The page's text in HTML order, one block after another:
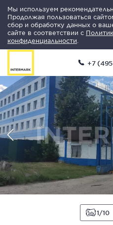
Мы используем
Продолжая пользоваться
сбор и обработку данных о
сайте в соответствии с
конфиденциальности
+7
1 10